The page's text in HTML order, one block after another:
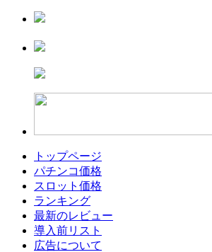
トップページ
パチンコ価格
スロット価格
ランキング
最新のレビュー
導入前リスト
広告について